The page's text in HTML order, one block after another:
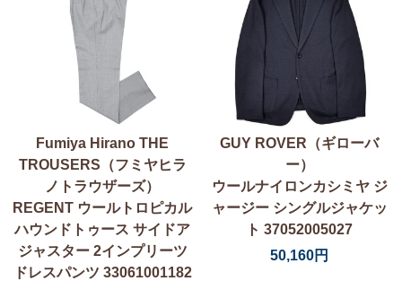
Fumiya Hirano THE
TROUSERS（フミヤヒラ
ノトラウザーズ）
REGENT ウールトロピカル
ハウンドトゥース サイドア
ジャスター 2インプリーツ
ドレスパンツ 33061001182
GUY ROVER（ギローバ
ー）
ウールナイロンカシミヤ ジ
ャージー シングルジャケッ
ト 37052005027
50,160円